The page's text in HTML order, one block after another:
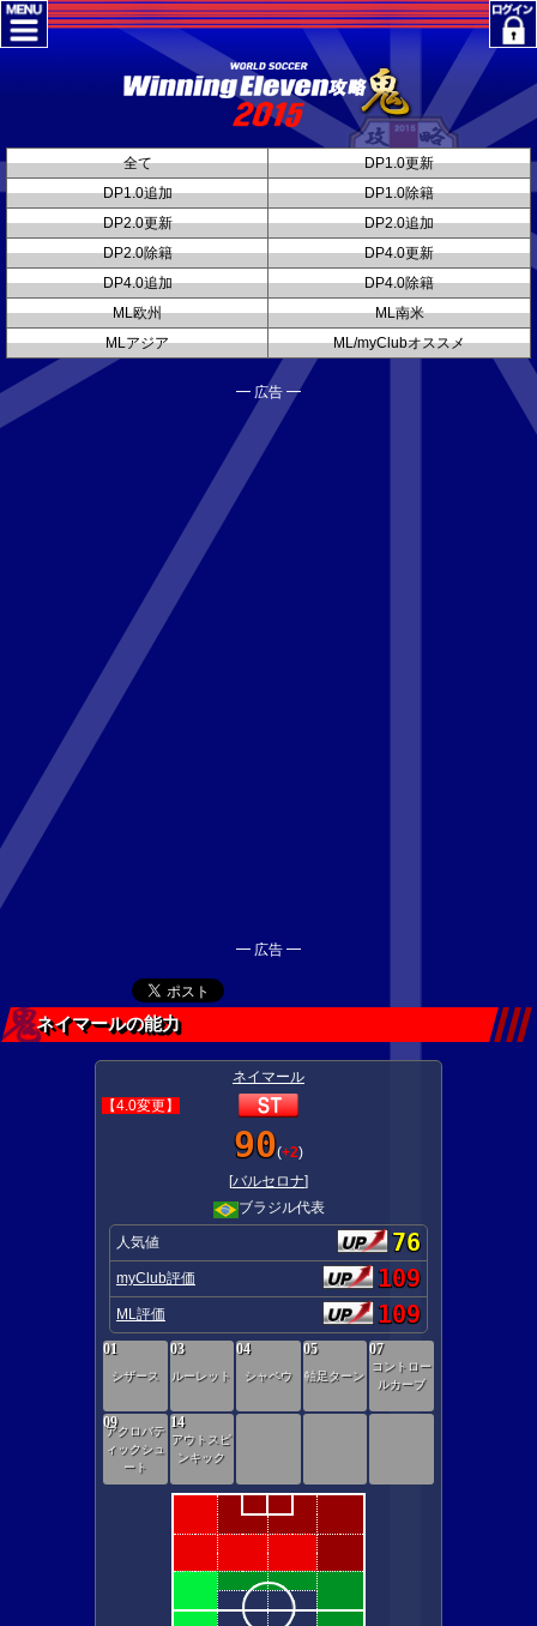
全て
DP1.0更新
DP1.0追加
DP1.0除籍
DP2.0更新
DP2.0追加
DP2.0除籍
DP4.0更新
DP4.0追加
DP4.0除籍
ML欧州
ML南米
MLアジア
ML/myClubオススメ
━ 広告 ━
━ 広告 ━
ネイマールの能力
ネイマール
【4.0変更】
90(+2)
[バルセロナ]
ブラジル代表
人気値 76
myClub評価 109
ML評価 109
01
シザース
03
ルーレット
04
シャペウ
05
軸足ターン
07
コントロー
ルカーブ
09
アクロバテ
ィックシュ
ート
14
アウトスピ
ンキック